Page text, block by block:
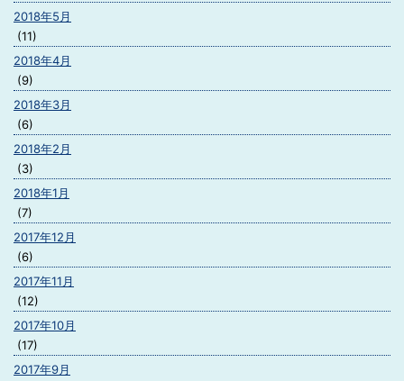
2018年5月
(11)
2018年4月
(9)
2018年3月
(6)
2018年2月
(3)
2018年1月
(7)
2017年12月
(6)
2017年11月
(12)
2017年10月
(17)
2017年9月